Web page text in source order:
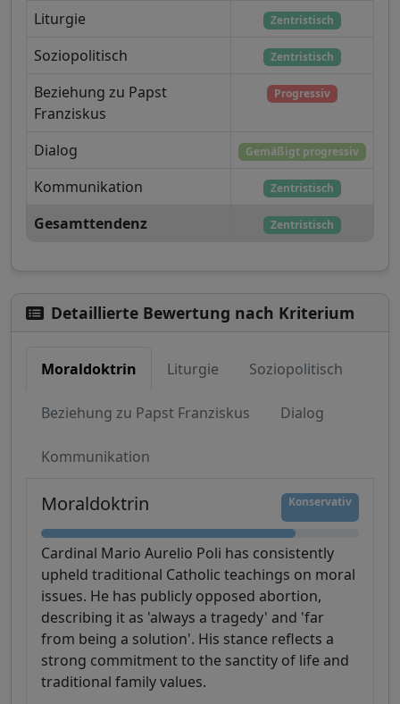
Liturgie Zentristisch
Soziopolitisch Zentristisch
Beziehung zu Papst
Franziskus
Progressiv
Dialog Gemäßigt progressiv
Kommunikation Zentristisch
Gesamttendenz Zentristisch
Detaillierte Bewertung nach Kriterium
Moraldoktrin Liturgie Soziopolitisch
Beziehung zu Papst Franziskus Dialog
Kommunikation
Moraldoktrin Konservativ
Cardinal Mario Aurelio Poli has consistently
upheld traditional Catholic teachings on moral
issues. He has publicly opposed abortion,
describing it as 'always a tragedy' and 'far
from being a solution'. His stance reflects a
strong commitment to the sanctity of life and
traditional family values.